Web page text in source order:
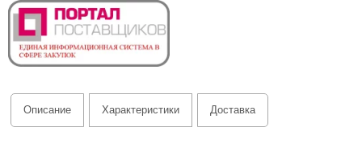
Описание Характеристики Доставка